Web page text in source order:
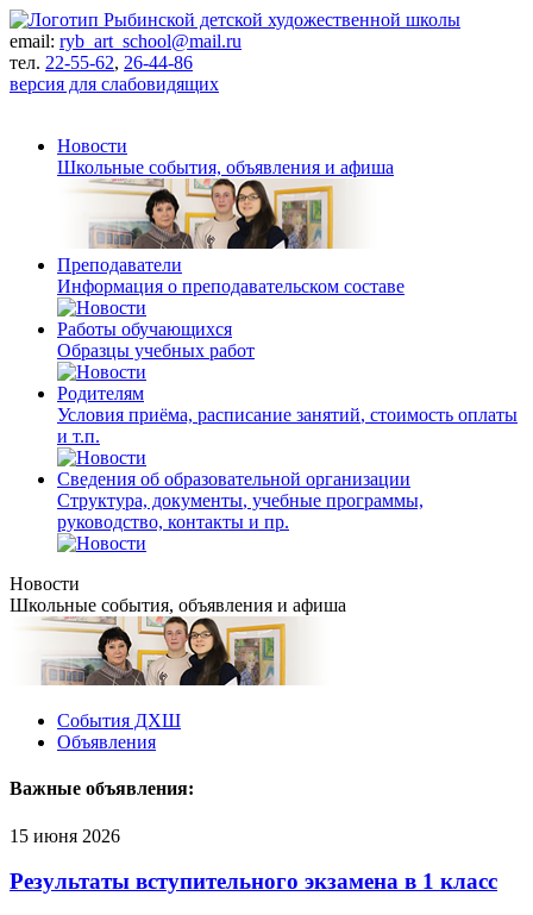
email: ryb_art_school@mail.ru
тел. 22-55-62, 26-44-86
версия для слабовидящих
Новости
Школьные события, объявления и афиша
Преподаватели
Информация о преподавательском составе
Работы обучающихся
Образцы учебных работ
Родителям
Условия приёма, расписание занятий, стоимость оплаты
и т.п.
Сведения об образовательной организации
Структура, документы, учебные программы,
руководство, контакты и пр.
Новости
Школьные события, объявления и афиша
События ДХШ
Объявления
Важные объявления:
15 июня 2026
Результаты вступительного экзамена в 1 класс